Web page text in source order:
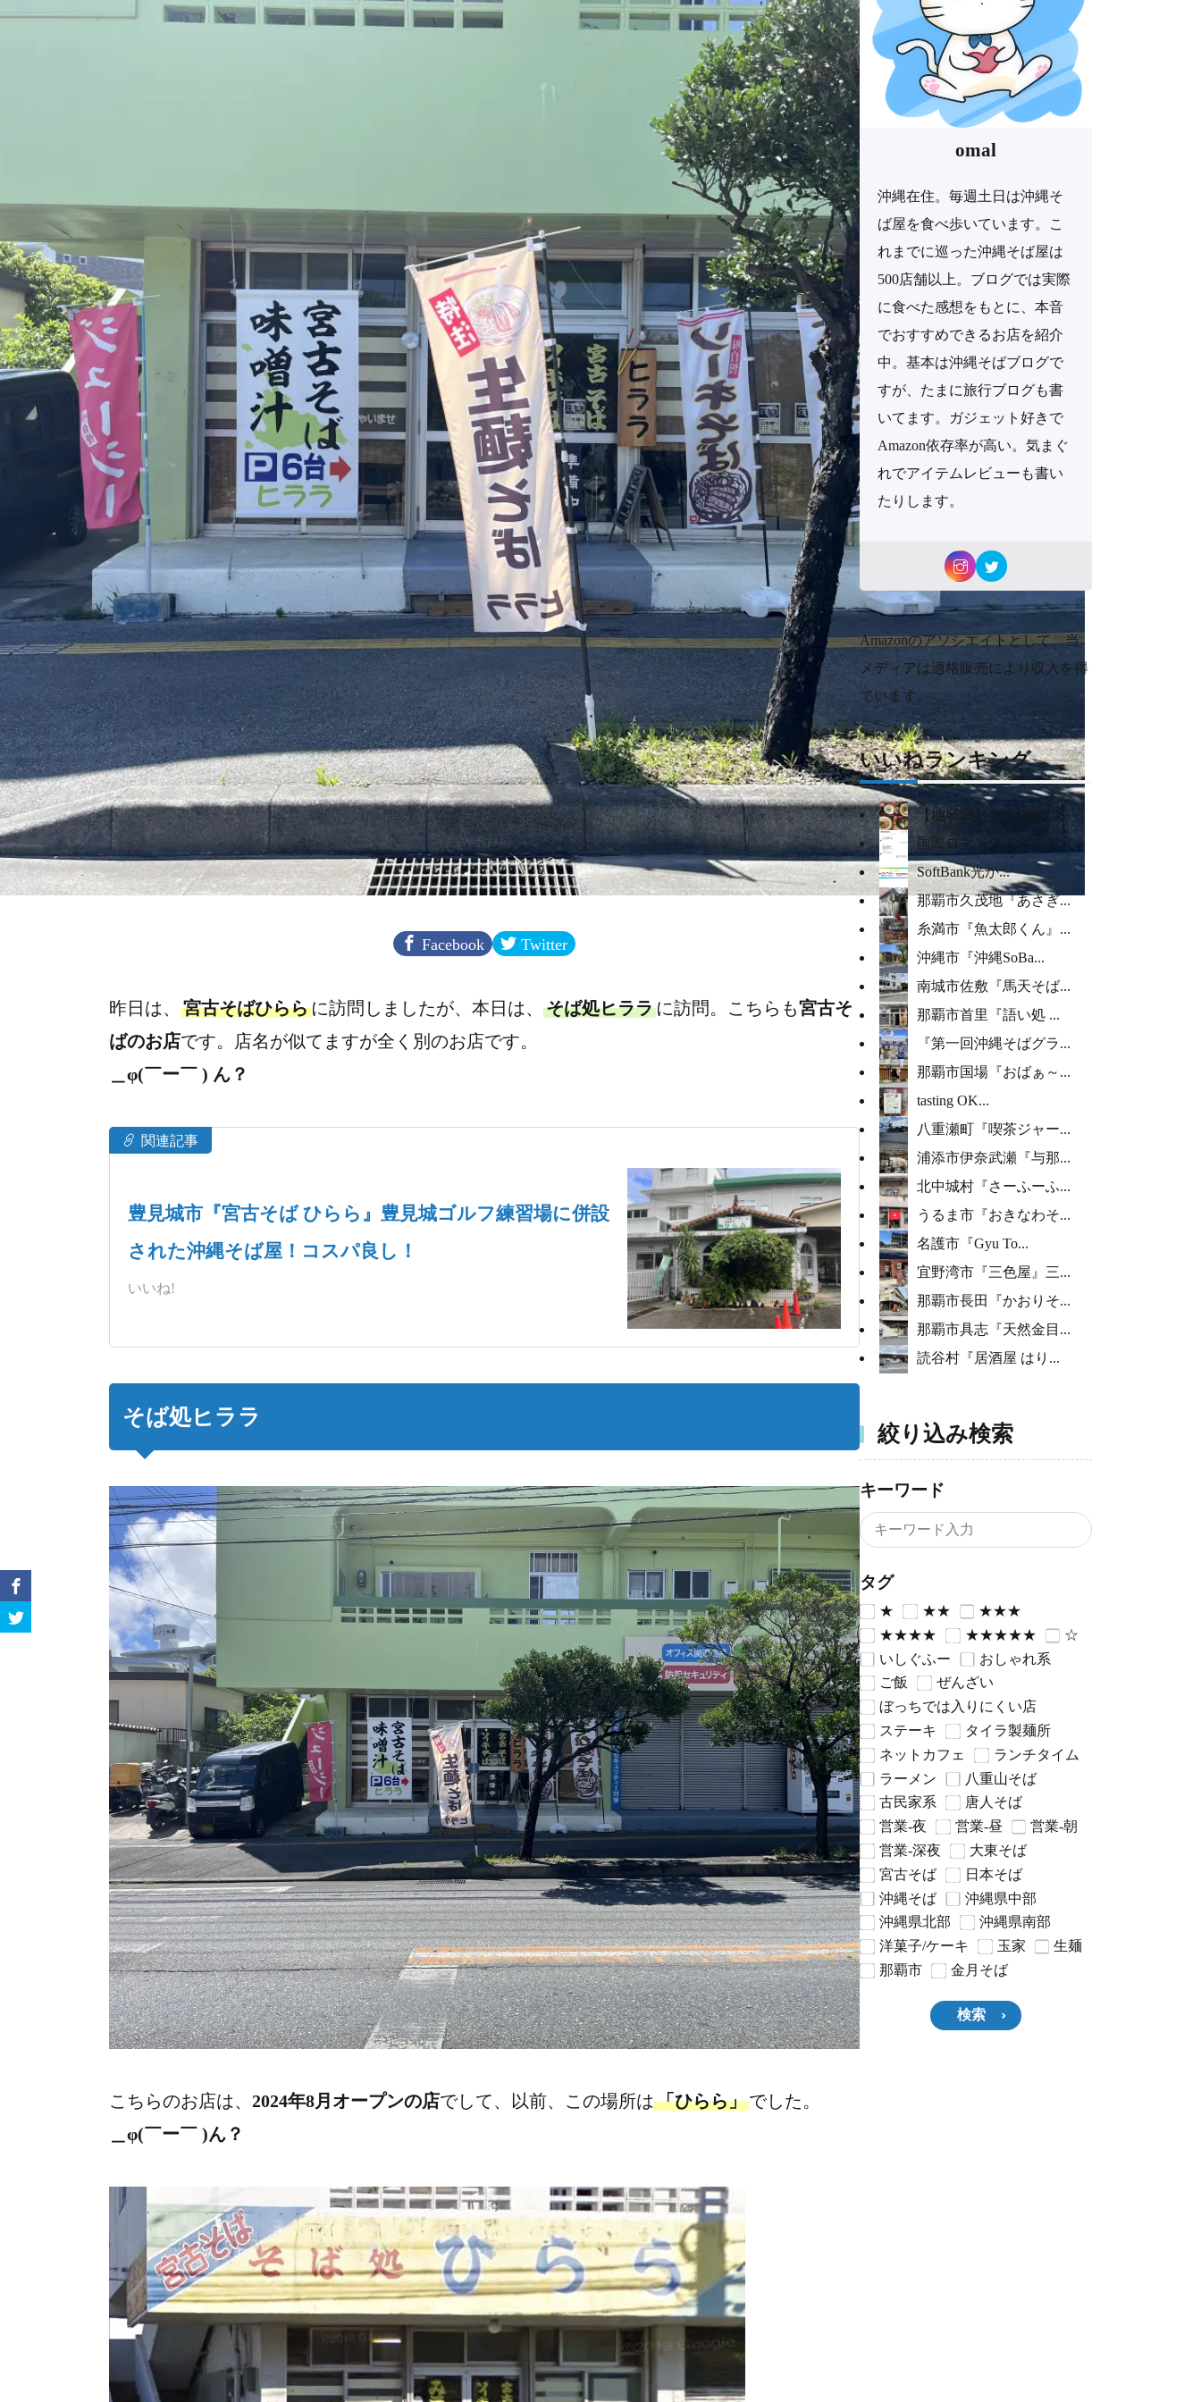
Facebook Twitter
昨日は、 宮古そばひらら に訪問しましたが、本日は、 そば処ヒララ に訪問。こちらも宮古そ
ばのお店です。店名が似てますが全く別のお店です。
＿φ(￣ー￣ ) ん？
関連記事
豊見城市『宮古そば ひらら』豊見城ゴルフ練習場に併設
された沖縄そば屋！コスパ良し！
いいね!
そば処ヒララ
こちらのお店は、 2024年8月オープンの店でして、以前、この場所は 「ひらら」でした。
＿φ(￣ー￣ )ん？
omal
沖縄在住。毎週土日は沖縄そ
ば屋を食べ歩いています。こ
れまでに巡った沖縄そば屋は
500店舗以上。ブログでは実際
に食べた感想をもとに、本音
でおすすめできるお店を紹介
中。基本は沖縄そばブログで
すが、たまに旅行ブログも書
いてます。ガジェット好きで
Amazon依存率が高い。気まぐ
れでアイテムレビューも書い
たりします。
Amazonのアソシエイトとして、当
メディアは適格販売により収入を得
ています。
いいねランキング
【地域別】おすすめの...
国際ロマンス詐欺の中...
SoftBank光か...
那覇市久茂地『あさぎ...
糸満市『魚太郎くん』...
沖縄市『沖縄SoBa...
南城市佐敷『馬天そば...
那覇市首里『語い処 ...
『第一回沖縄そばグラ...
那覇市国場『おばぁ～...
tasting OK...
八重瀬町『喫茶ジャー...
浦添市伊奈武瀬『与那...
北中城村『さーふーふ...
うるま市『おきなわそ...
名護市『Gyu To...
宜野湾市『三色屋』三...
那覇市長田『かおりそ...
那覇市具志『天然金目...
読谷村『居酒屋 はり...
絞り込み検索
キーワード
タグ
★ ★★
★★★
★★★★
★★★★★
☆
いしぐふー
おしゃれ系
ご飯
ぜんざい
ぼっちでは入りにくい店
ステーキ
タイラ製麺所
ネットカフェ
ランチタイム
ラーメン
八重山そば
古民家系
唐人そば
営業-夜
営業-昼
営業-朝
営業-深夜
大東そば
宮古そば
日本そば
沖縄そば
沖縄県中部
沖縄県北部
沖縄県南部
洋菓子/ケーキ
玉家
生麺
那覇市
金月そば
検索